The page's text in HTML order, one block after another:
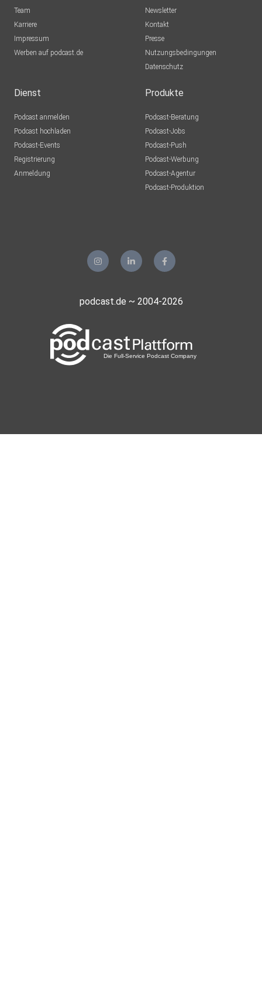
Team
Karriere
Impressum
Werben auf podcast.de
Newsletter
Kontakt
Presse
Nutzungsbedingungen
Datenschutz
Dienst
Podcast anmelden
Podcast hochladen
Podcast-Events
Registrierung
Anmeldung
Produkte
Podcast-Beratung
Podcast-Jobs
Podcast-Push
Podcast-Werbung
Podcast-Agentur
Podcast-Produktion
podcast.de ~ 2004-2026